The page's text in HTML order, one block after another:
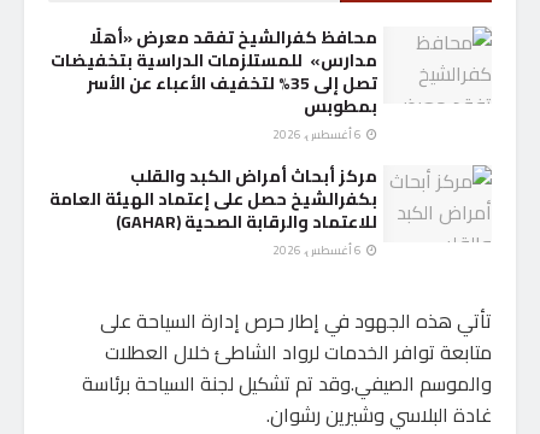
محافظ كفرالشيخ تفقد معرض «أهلًا
مدارس» للمستلزمات الدراسية بتخفيضات
تصل إلى 35% لتخفيف الأعباء عن الأسر
بمطوبس
مركز أبحاث أمراض الكبد والقلب
بكفرالشيخ حصل على إعتماد الهيئة العامة
للاعتماد والرقابة الصحية (GAHAR)
تأتي هذه الجهود في إطار حرص إدارة السياحة على
‎متابعة توافر الخدمات لرواد الشاطئ خلال العطلات
والموسم الصيفي.وقد تم تشكيل لجنة السياحة برئاسة
غادة البلاسي وشيرين رشوان.